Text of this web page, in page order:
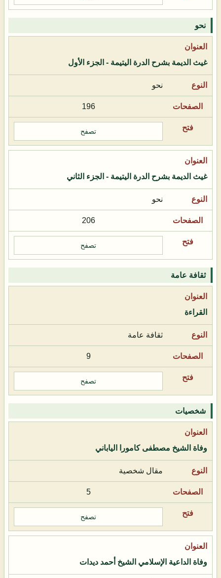
نحو
غيث الديمة بشرح الدرة اليتيمة - الجزء الأول
نحو
196
تصفح
غيث الديمة بشرح الدرة اليتيمة - الجزء الثاني
نحو
206
تصفح
ثقافة عامة
القراءة
ثقافة عامة
9
تصفح
شخصيات
وفاة الشيخ مصطفى كامورا الياباني
مقال شخصية
5
تصفح
وفاة الداعية الإسلامي الشيخ أحمد ديدات